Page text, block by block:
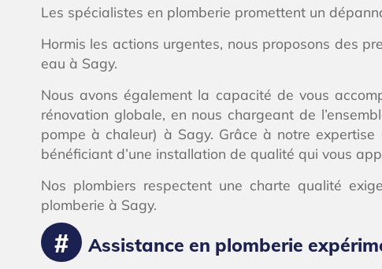
Les spécialistes en plomberie promettent un
Hormis les actions urgentes, nous proposons des
eau à Sagy.
Nous avons également la capacité de vous
rénovation globale, en nous chargeant de
pompe à chaleur) à Sagy. Grâce à notre
bénéficiant d’une installation de qualité qui vous
Nos plombiers respectent une charte qualité
plomberie à Sagy.
Assistance en plomberie